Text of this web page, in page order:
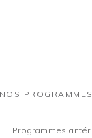
NOS PROGRAMMES
Programmes